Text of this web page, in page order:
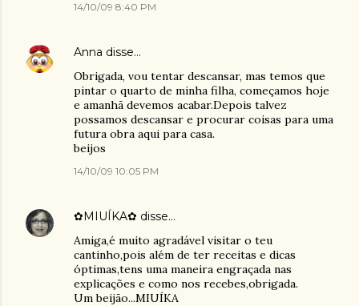
14/10/09 8:40 PM
Anna disse…
Obrigada, vou tentar descansar, mas temos que
pintar o quarto de minha filha, começamos hoje
e amanhã devemos acabar.Depois talvez
possamos descansar e procurar coisas para uma
futura obra aqui para casa.
beijos
14/10/09 10:05 PM
✿MIUÍKA✿ disse…
Amiga,é muito agradável visitar o teu
cantinho,pois além de ter receitas e dicas
óptimas,tens uma maneira engraçada nas
explicações e como nos recebes,obrigada.
Um beijão...MIUÍKA